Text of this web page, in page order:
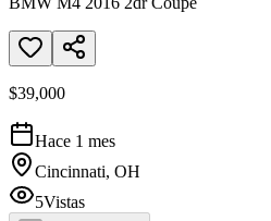
$39,000
Hace 1 mes
Cincinnati, OH
5Vistas